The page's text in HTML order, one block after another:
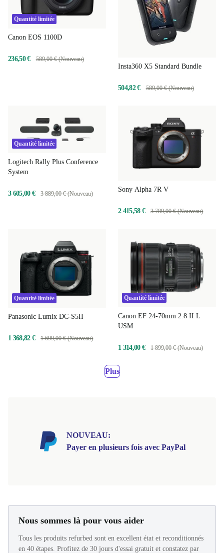
Quantité limitée
Canon EOS 1100D
236,50 € 589,00 € (Nouveau)
Insta360 X5 Standard Bundle
504,82 € 589,00 € (Nouveau)
Quantité limitée
Logitech Rally Plus Conference
System
3 605,00 € 3 889,00 € (Nouveau)
Sony Alpha 7R V
2 415,58 € 3 789,00 € (Nouveau)
Quantité limitée
Panasonic Lumix DC-S5II
1 368,82 € 1 699,00 € (Nouveau)
Quantité limitée
Canon EF 24-70mm 2.8 II L
USM
1 314,00 € 1 899,00 € (Nouveau)
Plus
NOUVEAU:
Payer en plusieurs fois avec PayPal
Nous sommes là pour vous aider
Tous les produits refurbed sont en excellent état et reconditionnés
en 40 étapes. Profitez de 30 jours d'essai gratuit et constatez par